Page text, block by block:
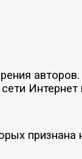
Интернет
признана